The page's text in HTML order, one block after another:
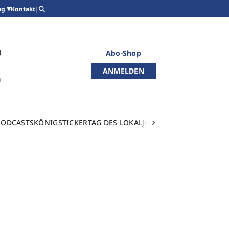
Kontakt|
Abo-Shop
ANMELDEN
KÖNIGSTICKERTAG DES LOKALJOURNALISMUS